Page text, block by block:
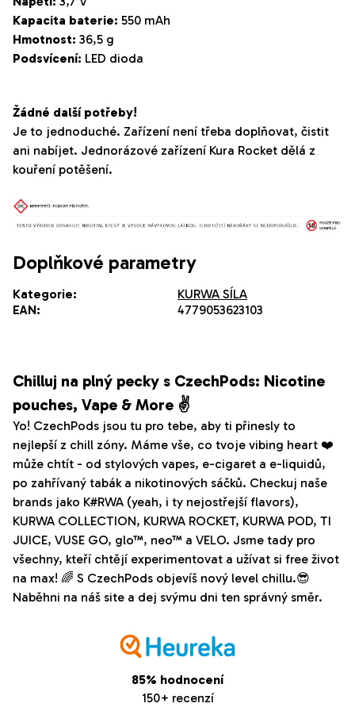
Kapacita baterie: 550 mAh
Hmotnost: 36,5 g
Podsvícení: LED dioda
Žádné další potřeby!
Je to jednoduché. Zařízení není třeba doplňovat, čistit
ani nabíjet. Jednorázové zařízení Kura Rocket dělá z
kouření potěšení.
Doplňkové parametry
Kategorie:
KURWA SÍLA
EAN: 4779053623103
Chilluj na plný pecky s CzechPods: Nicotine
pouches, Vape & More ✌️
Yo! CzechPods jsou tu pro tebe, aby ti přinesly to
nejlepší z chill zóny. Máme vše, co tvoje vibing heart ❤️
může chtít - od stylových vapes, e-cigaret a e-liquidů,
po zahřívaný tabák a nikotinových sáčků. Checkuj naše
brands jako K#RWA (yeah, i ty nejostřejší flavors),
KURWA COLLECTION, KURWA ROCKET, KURWA POD, TI
JUICE, VUSE GO, glo™, neo™ a VELO. Jsme tady pro
všechny, kteří chtějí experimentovat a užívat si free život
na max! 🌈 S CzechPods objevíš nový level chillu.😎
Naběhni na náš site a dej svýmu dni ten správný směr.
85% hodnocení
150+ recenzí